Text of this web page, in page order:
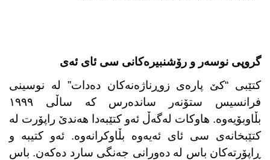
گروپی نوسەر و رۆشنبیرەکانی سی ئای ئەی
کتێبی “کێ پارەی زوڕناژەنەکان دەدات” لە نوسینی
فرانسیس ستۆنەر ساندەرس کە ساڵی ١٩٩٩
بڵاوبۆیەوە. هاوکات لەگەڵ ئەو کتێبەدا هەندێ راپۆرت لە
کتێبخانەی سی ئای ئەیەوە بڵاوکرانەوە. ئەو کتیبە و
ڕاپۆرتەکان باس لە دەورانی جەنگی سارد دەکەن. باس